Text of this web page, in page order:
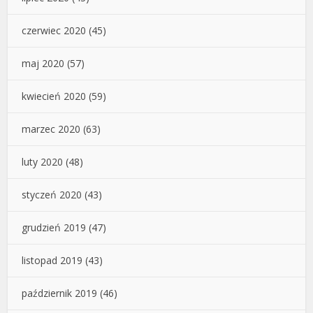
czerwiec 2020 (45)
maj 2020 (57)
kwiecień 2020 (59)
marzec 2020 (63)
luty 2020 (48)
styczeń 2020 (43)
grudzień 2019 (47)
listopad 2019 (43)
październik 2019 (46)